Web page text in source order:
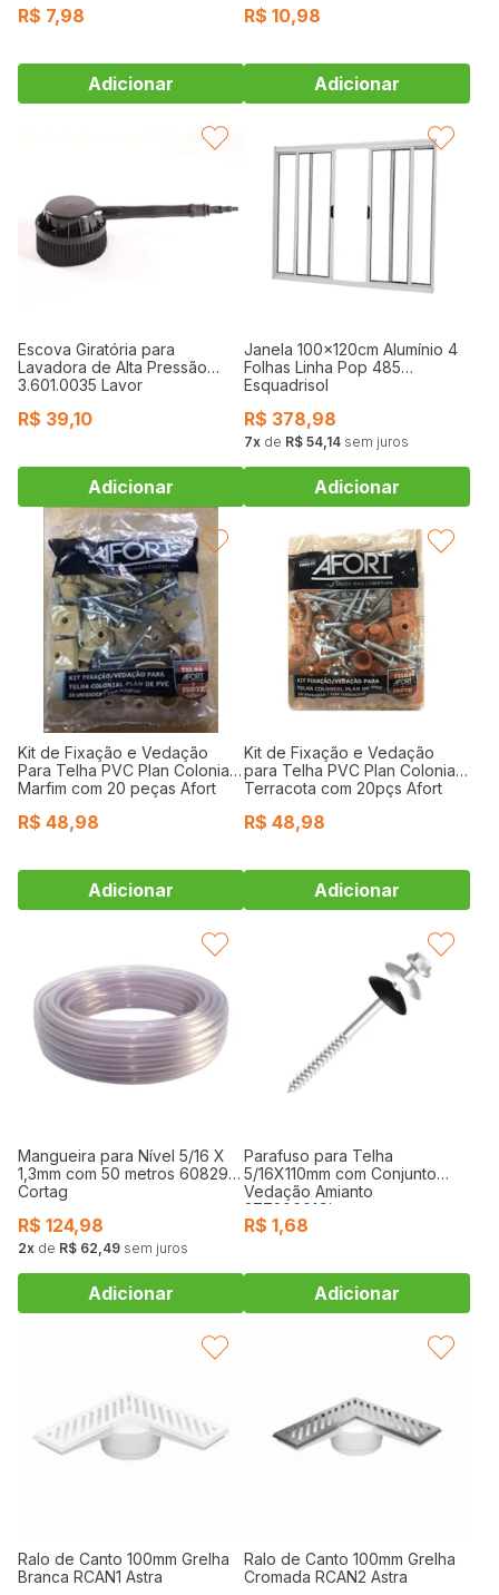
R$ 7,98 R$ 10,98
Escova Giratória para
Lavadora de Alta Pressão
3.601.0035 Lavor
R$ 39,10
FAVORITAR
Janela 100x120cm Alumínio 4
Folhas Linha Pop 485
Esquadrisol
R$ 378,98
7 de R$ 54,14 sem juros
FAVORITAR
Kit de Fixação e Vedação
Para Telha PVC Plan Colonial
Marfim com 20 peças Afort
R$ 48,98
FAVORITAR
Kit de Fixação e Vedação
para Telha PVC Plan Colonial
Terracota com 20pçs Afort
R$ 48,98
FAVORITAR
Mangueira para Nível 5/16 X
1,3mm com 50 metros 60829
Cortag
R$ 124,98
2 de R$ 62,49 sem juros
FAVORITAR
Parafuso para Telha
5/16X110mm com Conjunto
Vedação Amianto
27720601Ciser
R$ 1,68
FAVORITAR
Ralo de Canto 100mm Grelha
Branca RCAN1 Astra
FAVORITAR
Ralo de Canto 100mm Grelha
Cromada RCAN2 Astra
FAVORITAR